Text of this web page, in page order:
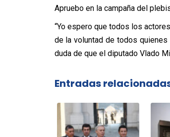
Apruebo en la campaña del
“Yo espero que todos los
de la voluntad de todos
duda de que el diputado Vlado
Entradas